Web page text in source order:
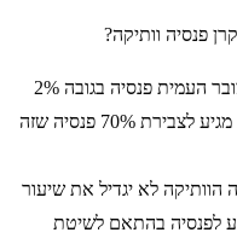
כידוע, בקרנות פנסיה וותיקות, בכל שנה צובר העמית פנסיה בגובה 2%
מהשכר באופן שלאחר 35 שנות וותק הוא מגיע לצבירת 70% פנסיה שזה
לא יגדיל את שיעור
לפנסיה בהתאם לשיטת